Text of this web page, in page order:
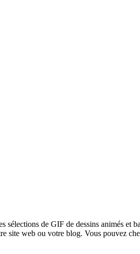
de GIF de dessins animés et
site web ou votre blog. Vous pouvez